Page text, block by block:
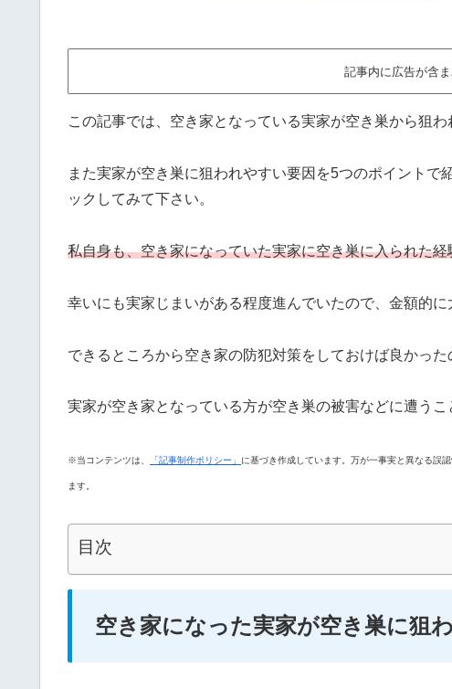
記事内に広告が含ま
この記事では、空き家となっている実家が空き巣から狙
また実家が空き巣に狙われやすい要因を5つのポイントで
ックしてみて下さい。
私自身も、空き家になっていた実家に空き巣に入られた
幸いにも実家じまいがある程度進んでいたので、金額的に
できるところから空き家の防犯対策をしておけば良かっ
実家が空き家となっている方が空き巣の被害などに遭う
※当コンテンツは、 「記事制作ポリシー」 に基づき作成しています。万が一事実と異なる誤
ます。
目次
空き家になった実家が空き巣に狙